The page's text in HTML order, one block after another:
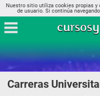
Nuestro sitio utiliza cookies propias y
de usuario. Si continúa
Carreras